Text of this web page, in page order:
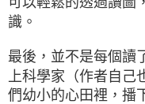
識。
最後，並不是每個讀
上科學家（作者自
們幼小的心田裡，播